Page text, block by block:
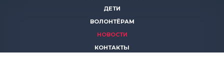
ДЕТИ
ВОЛОНТЁРАМ
НОВОСТИ
КОНТАКТЫ